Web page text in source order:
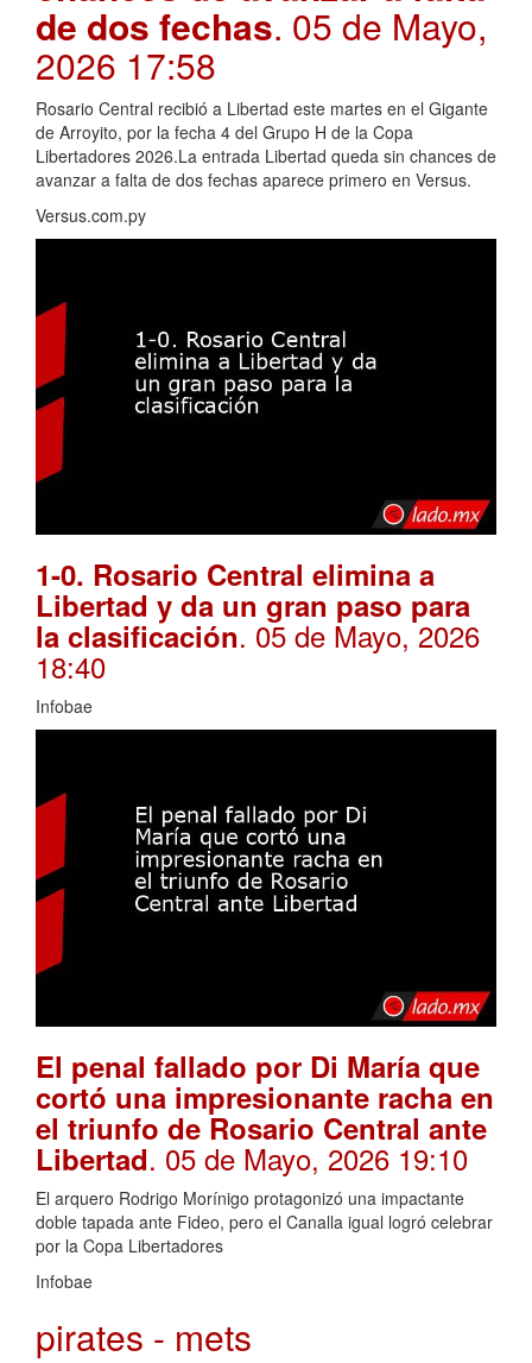
de dos fechas. 05 de Mayo,
2026 17:58
Rosario Central recibió a Libertad este martes en el Gigante
de Arroyito, por la fecha 4 del Grupo H de la Copa
Libertadores 2026.La entrada Libertad queda sin chances de
avanzar a falta de dos fechas aparece primero en Versus.
Versus.com.py
1-0. Rosario Central elimina a
Libertad y da un gran paso para
la clasificación. 05 de Mayo, 2026
18:40
Infobae
El penal fallado por Di María que
cortó una impresionante racha en
el triunfo de Rosario Central ante
Libertad. 05 de Mayo, 2026 19:10
El arquero Rodrigo Morínigo protagonizó una impactante
doble tapada ante Fideo, pero el Canalla igual logró celebrar
por la Copa Libertadores
Infobae
pirates - mets